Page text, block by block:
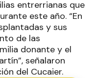
entrerrianas que
este año. “En
y sus
de las
donante y el
señalaron
del Cucaier.